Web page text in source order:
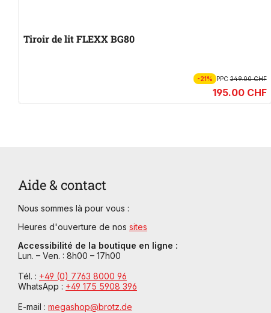
Tiroir de lit FLEXX BG80
-21% PPC249.00 CHF
195.00 CHF
Aide & contact
Nous sommes là pour vous :
Heures d'ouverture de nos sites
Accessibilité de la boutique en ligne :
Lun. – Ven. : 8h00 – 17h00
Tél. : +49 (0) 7763 8000 96
WhatsApp : +49 175 5908 396
E-mail : megashop@brotz.de